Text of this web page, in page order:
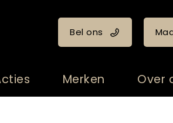
Bel ons
Merken Over